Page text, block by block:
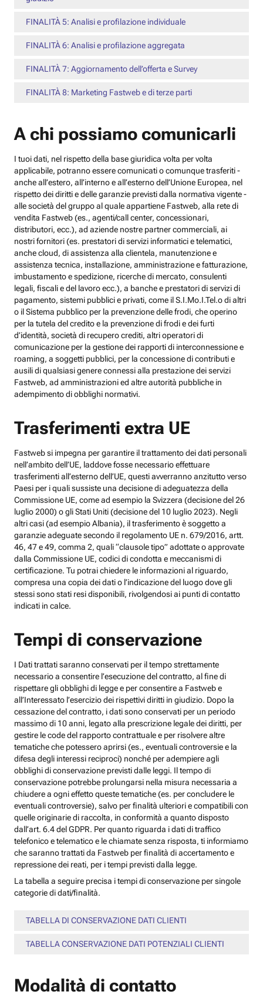
FINALITÀ 5: Analisi e profilazione individuale
FINALITÀ 6: Analisi e profilazione aggregata
FINALITÀ 7: Aggiornamento dell’offerta e Survey
FINALITÀ 8: Marketing Fastweb e di terze parti
A chi possiamo comunicarli
I tuoi dati, nel rispetto della base giuridica volta per volta
applicabile, potranno essere comunicati o comunque trasferiti -
anche all’estero, all’interno e all’esterno dell’Unione Europea, nel
rispetto dei diritti e delle garanzie previsti dalla normativa vigente -
alle società del gruppo al quale appartiene Fastweb, alla rete di
vendita Fastweb (es., agenti/call center, concessionari,
distributori, ecc.), ad aziende nostre partner commerciali, ai
nostri fornitori (es. prestatori di servizi informatici e telematici,
anche cloud, di assistenza alla clientela, manutenzione e
assistenza tecnica, installazione, amministrazione e fatturazione,
imbustamento e spedizione, ricerche di mercato, consulenti
legali, fiscali e del lavoro ecc.), a banche e prestatori di servizi di
pagamento, sistemi pubblici e privati, come il S.I.Mo.I.Tel.o di altri
o il Sistema pubblico per la prevenzione delle frodi, che operino
per la tutela del credito e la prevenzione di frodi e dei furti
d’identità, società di recupero crediti, altri operatori di
comunicazione per la gestione dei rapporti di interconnessione e
roaming, a soggetti pubblici, per la concessione di contributi e
ausili di qualsiasi genere connessi alla prestazione dei servizi
Fastweb, ad amministrazioni ed altre autorità pubbliche in
adempimento di obblighi normativi.
Trasferimenti extra UE
Fastweb si impegna per garantire il trattamento dei dati personali
nell’ambito dell’UE, laddove fosse necessario effettuare
trasferimenti all’esterno dell’UE, questi avverranno anzitutto verso
Paesi per i quali sussiste una decisione di adeguatezza della
Commissione UE, come ad esempio la Svizzera (decisione del 26
luglio 2000) o gli Stati Uniti (decisione del 10 luglio 2023). Negli
altri casi (ad esempio Albania), il trasferimento è soggetto a
garanzie adeguate secondo il regolamento UE n. 679/2016, artt.
46, 47 e 49, comma 2, quali “clausole tipo” adottate o approvate
dalla Commissione UE, codici di condotta e meccanismi di
certificazione. Tu potrai chiedere le informazioni al riguardo,
compresa una copia dei dati o l’indicazione del luogo dove gli
stessi sono stati resi disponibili, rivolgendosi ai punti di contatto
indicati in calce.
Tempi di conservazione
I Dati trattati saranno conservati per il tempo strettamente
necessario a consentire l’esecuzione del contratto, al fine di
rispettare gli obblighi di legge e per consentire a Fastweb e
all’Interessato l’esercizio dei rispettivi diritti in giudizio. Dopo la
cessazione del contratto, i dati sono conservati per un periodo
massimo di 10 anni, legato alla prescrizione legale dei diritti, per
gestire le code del rapporto contrattuale e per risolvere altre
tematiche che potessero aprirsi (es., eventuali controversie e la
difesa degli interessi reciproci) nonché per adempiere agli
obblighi di conservazione previsti dalle leggi. Il tempo di
conservazione potrebbe prolungarsi nella misura necessaria a
chiudere a ogni effetto queste tematiche (es. per concludere le
eventuali controversie), salvo per finalità ulteriori e compatibili con
quelle originarie di raccolta, in conformità a quanto disposto
dall’art. 6.4 del GDPR. Per quanto riguarda i dati di traffico
telefonico e telematico e le chiamate senza risposta, ti informiamo
che saranno trattati da Fastweb per finalità di accertamento e
repressione dei reati, per i tempi previsti dalla legge.
La tabella a seguire precisa i tempi di conservazione per singole
categorie di dati/finalità.
TABELLA DI CONSERVAZIONE DATI CLIENTI
TABELLA CONSERVAZIONE DATI POTENZIALI CLIENTI
Modalità di contatto